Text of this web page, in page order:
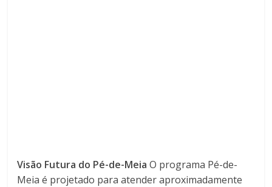
Visão Futura do Pé-de-Meia O programa Pé-de-
Meia é projetado para atender aproximadamente